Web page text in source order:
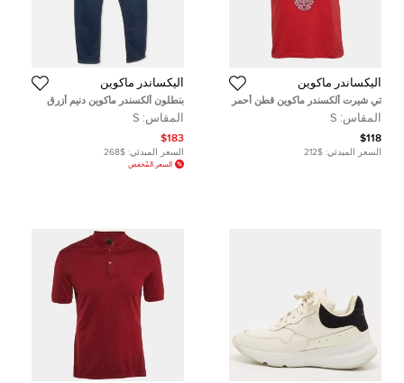
أليكساندر ماكوين
تي شيرت ألكسندر ماكوين قطن أحمر
مزين بجماجم زخرفية مقاس صغير
المقاس: S
$118
السعر المبدئي: $212
أليكساندر ماكوين
بنطلون ألكسندر ماكوين دنيم أزرق
بتطريز جمجمة مقاس صغير / خصر
30 بوصةالمقاس: S
$183
السعر المبدئي: $268
السعر المُخفض